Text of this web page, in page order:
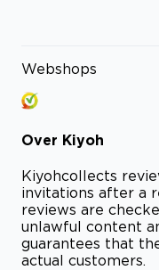
Webshops
Over Kiyoh
Kiyohcollects
invitations after a
reviews are
unlawful content
guarantees that
actual customers.